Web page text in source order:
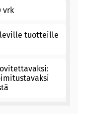
vrk
tuotteille